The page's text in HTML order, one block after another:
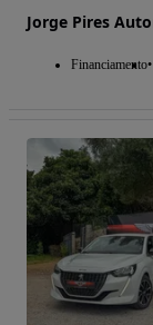
Jorge Pires
Financiamento